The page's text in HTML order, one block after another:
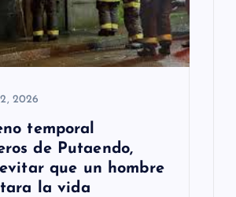
2026
temporal
de Putaendo,
que un hombre
la vida